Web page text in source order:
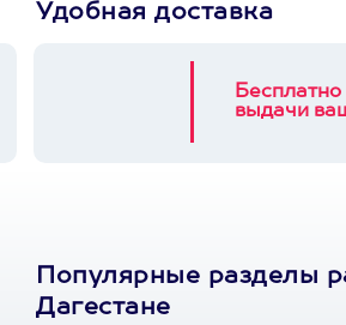
Удобная доставка
Бесплатно
выдачи
Популярные разделы
Дагестане